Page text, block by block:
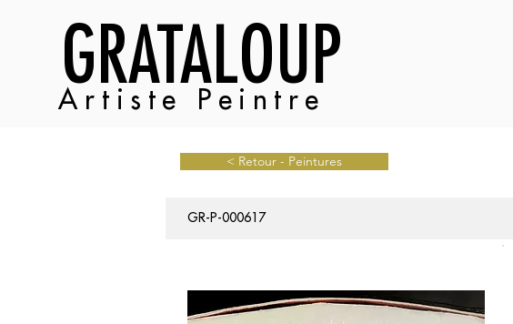
GRATALOUP
Artiste Peintre
< Retour - Peintures
GR-P-000617